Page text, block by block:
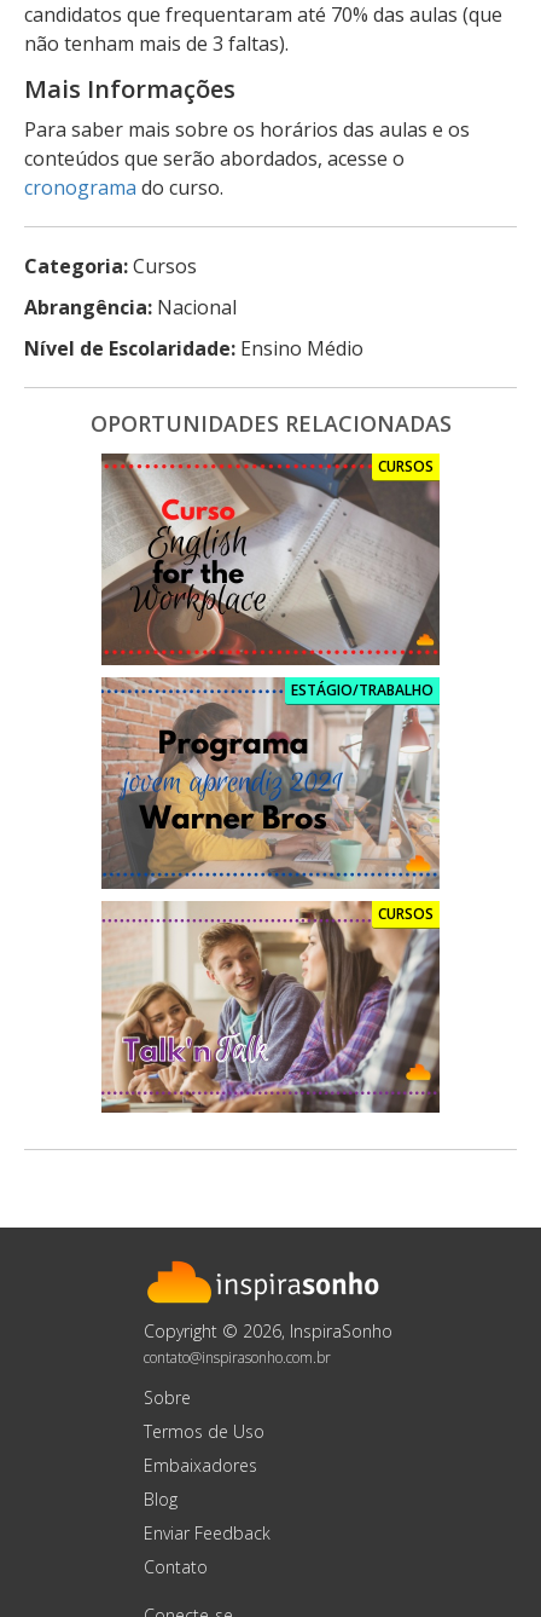
candidatos que frequentaram até 70% das aulas (que
não tenham mais de 3 faltas).
Mais Informações
Para saber mais sobre os horários das aulas e os
conteúdos que serão abordados, acesse o
cronograma do curso.
Categoria:Cursos
Abrangência: Nacional
Nível de Escolaridade: Ensino Médio
OPORTUNIDADES RELACIONADAS
CURSOS
ESTÁGIO/TRABALHO
CURSOS
Copyright © 2026, InspiraSonho
contato@inspirasonho.com.br
Sobre
Termos de Uso
Embaixadores
Blog
Enviar Feedback
Contato